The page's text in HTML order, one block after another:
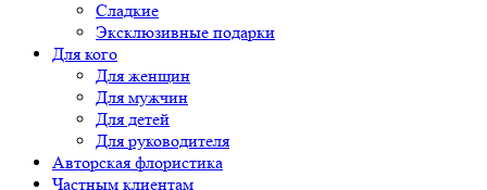
Сладкие
Эксклюзивные подарки
Для кого
Для женщин
Для мужчин
Для детей
Для руководителя
Авторская флористика
Частным клиентам